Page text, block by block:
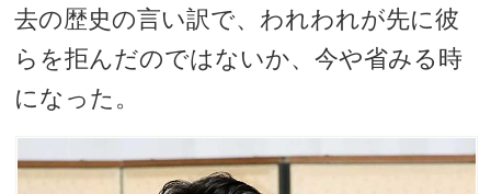
去の歴史の言い訳で、われわれが先に彼
らを拒んだのではないか、今や省みる時
になった。